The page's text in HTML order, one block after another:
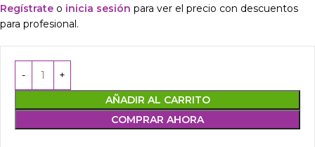
Regístrate o inicia sesión para ver el precio con descuentos
para profesional.
AÑADIR AL CARRITO
COMPRAR AHORA